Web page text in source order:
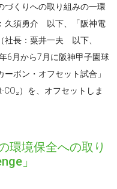
づくりへの取り組みの一環
久須勇介 以下、「阪神電
社長：粟井一夫 以下、
6月から7月に阪神甲子園球
ボン・オフセット試合」
）を、オフセットしま
環境保全への取り
」